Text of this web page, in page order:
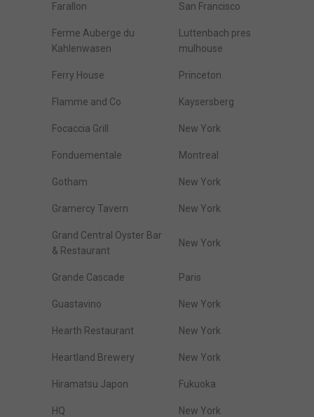
Farallon San Francisco
Ferme Auberge du
Kahlenwasen
Luttenbach pres
mulhouse
Ferry House Princeton
Flamme and Co Kaysersberg
Focaccia Grill New York
Fonduementale Montreal
Gotham New York
Gramercy Tavern New York
Grand Central Oyster Bar
& Restaurant
New York
Grande Cascade Paris
Guastavino New York
Hearth Restaurant New York
Heartland Brewery New York
Hiramatsu Japon Fukuoka
HQ New York